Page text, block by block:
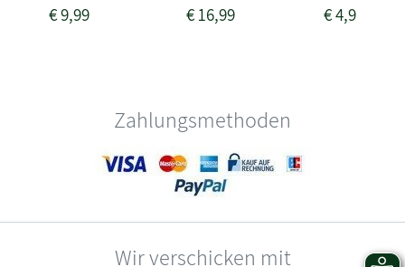
€9,99 €16,99 €4,99
Zahlungsmethoden
Wir verschicken mit